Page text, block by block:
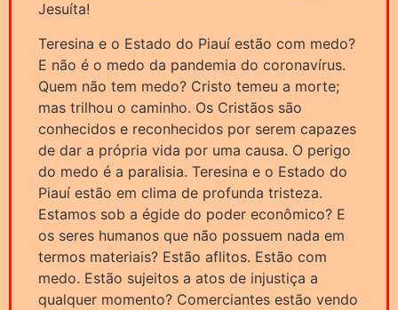
Jesuíta!
Teresina e o Estado do Piauí estão com medo?
E não é o medo da pandemia do coronavírus.
Quem não tem medo? Cristo temeu a morte;
mas trilhou o caminho. Os Cristãos são
conhecidos e reconhecidos por serem capazes
de dar a própria vida por uma causa. O perigo
do medo é a paralisia. Teresina e o Estado do
Piauí estão em clima de profunda tristeza.
Estamos sob a égide do poder econômico? E
os seres humanos que não possuem nada em
termos materiais? Estão aflitos. Estão com
medo. Estão sujeitos a atos de injustiça a
qualquer momento? Comerciantes estão vendo